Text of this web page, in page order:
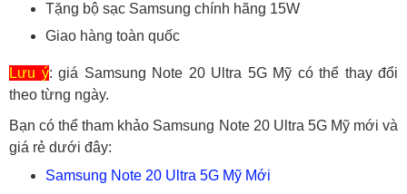
Tặng bộ sạc Samsung chính hãng 15W
Giao hàng toàn quốc
Lưu ý: giá Samsung Note 20 Ultra 5G Mỹ có thể thay đổi
theo từng ngày.
Bạn có thể tham khảo Samsung Note 20 Ultra 5G Mỹ mới và
giá rẻ dưới đây:
Samsung Note 20 Ultra 5G Mỹ Mới